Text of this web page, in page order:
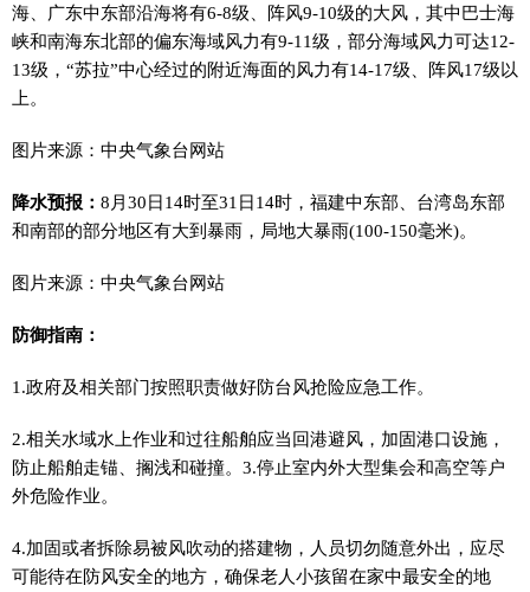
海、广东中东部沿海将有6-8级、阵风9-10级的大风，其中巴士海
峡和南海东北部的偏东海域风力有9-11级，部分海域风力可达12-
13级，“苏拉”中心经过的附近海面的风力有14-17级、阵风17级以
上。
图片来源：中央气象台网站
降水预报： 8月30日14时至31日14时，福建中东部、台湾岛东部
和南部的部分地区有大到暴雨，局地大暴雨(100-150毫米)。
图片来源：中央气象台网站
防御指南：
1.政府及相关部门按照职责做好防台风抢险应急工作。
2.相关水域水上作业和过往船舶应当回港避风，加固港口设施，
防止船舶走锚、搁浅和碰撞。3.停止室内外大型集会和高空等户
外危险作业。
4.加固或者拆除易被风吹动的搭建物，人员切勿随意外出，应尽
可能待在防风安全的地方，确保老人小孩留在家中最安全的地